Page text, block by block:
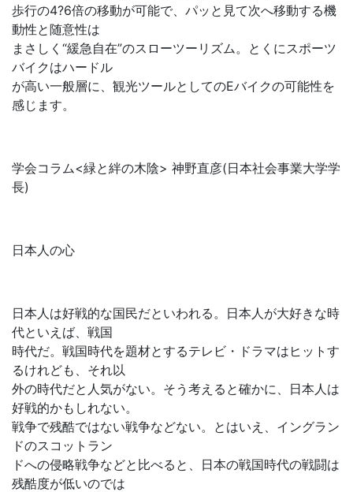
歩行の4?6倍の移動が可能で、パッと見て次へ移動する機
動性と随意性は
まさしく“緩急自在”のスローツーリズム。とくにスポーツ
バイクはハードル
が高い一般層に、観光ツールとしてのEバイクの可能性を
感じます。
学会コラム<緑と絆の木陰> 神野直彦(日本社会事業大学学
長)
日本人の心
日本人は好戦的な国民だといわれる。日本人が大好きな時
代といえば、戦国
時代だ。戦国時代を題材とするテレビ・ドラマはヒットす
るけれども、それ以
外の時代だと人気がない。そう考えると確かに、日本人は
好戦的かもしれない。
戦争で残酷ではない戦争などない。とはいえ、イングラン
ドのスコットラン
ドへの侵略戦争などと比べると、日本の戦国時代の戦闘は
残酷度が低いのでは